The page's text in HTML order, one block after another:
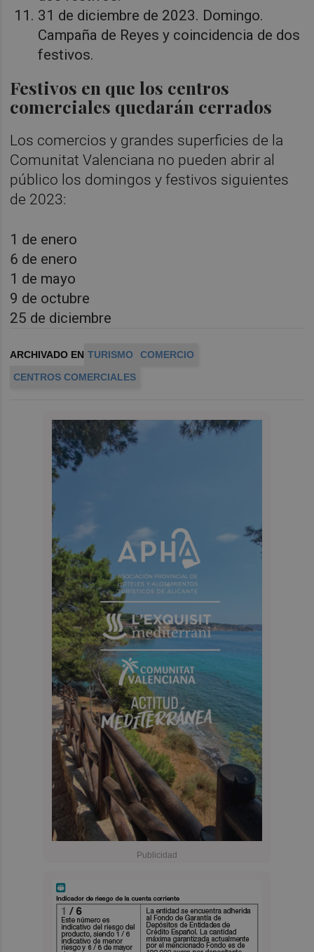
31 de diciembre de 2023. Domingo.
Campaña de Reyes y coincidencia de dos
festivos.
Festivos en que los centros
comerciales quedarán cerrados
Los comercios y grandes superficies de la
Comunitat Valenciana no pueden abrir al
público los domingos y festivos siguientes
de 2023:
1 de enero
6 de enero
1 de mayo
9 de octubre
25 de diciembre
ARCHIVADO EN TURISMO
COMERCIO
CENTROS COMERCIALES